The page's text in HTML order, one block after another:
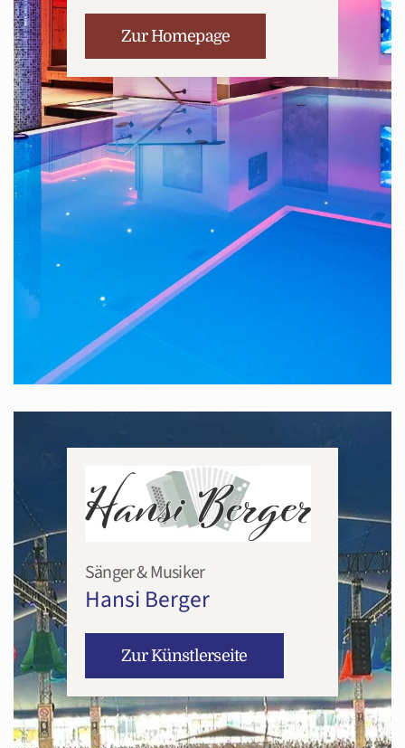
Zur Homepage
Sänger & Musiker
Hansi Berger
Zur Künstlerseite